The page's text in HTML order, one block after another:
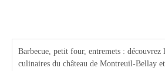
Barbecue, petit four, entremets : découvrez
culinaires du château de Montreuil-Bellay et